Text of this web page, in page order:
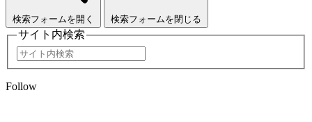
検索フォームを開く 検索フォームを閉じる
サイト内検索
Follow